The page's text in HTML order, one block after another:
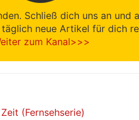
Schließ dich uns an und
neue Artikel für dich
zum Kanal>>>
(Fernsehserie)